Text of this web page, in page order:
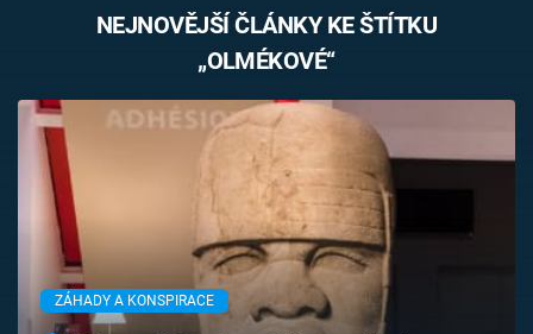
Témata
Pořady
TV Program
Časopis
NEJNOVĚJŠÍ ČLÁNKY KE ŠTÍTKU
„OLMÉKOVÉ“
ZÁHADY A KONSPIRACE